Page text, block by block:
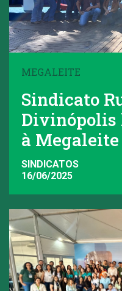
MEGALEITE
Sindicato
Divinópolis
à Megaleite
SINDICATOS
16/06/2025